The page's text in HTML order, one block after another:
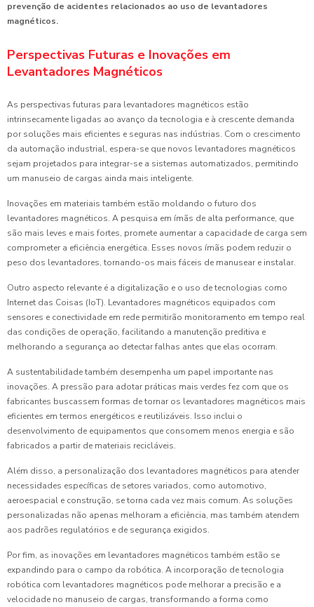
prevenção de acidentes relacionados ao uso de levantadores
magnéticos.
Perspectivas Futuras e Inovações em
Levantadores Magnéticos
As perspectivas futuras para levantadores magnéticos estão
intrinsecamente ligadas ao avanço da tecnologia e à crescente demanda
por soluções mais eficientes e seguras nas indústrias. Com o crescimento
da automação industrial, espera-se que novos levantadores magnéticos
sejam projetados para integrar-se a sistemas automatizados, permitindo
um manuseio de cargas ainda mais inteligente.
Inovações em materiais também estão moldando o futuro dos
levantadores magnéticos. A pesquisa em ímãs de alta performance, que
são mais leves e mais fortes, promete aumentar a capacidade de carga sem
comprometer a eficiência energética. Esses novos ímãs podem reduzir o
peso dos levantadores, tornando-os mais fáceis de manusear e instalar.
Outro aspecto relevante é a digitalização e o uso de tecnologias como
Internet das Coisas (IoT). Levantadores magnéticos equipados com
sensores e conectividade em rede permitirão monitoramento em tempo real
das condições de operação, facilitando a manutenção preditiva e
melhorando a segurança ao detectar falhas antes que elas ocorram.
A sustentabilidade também desempenha um papel importante nas
inovações. A pressão para adotar práticas mais verdes fez com que os
fabricantes buscassem formas de tornar os levantadores magnéticos mais
eficientes em termos energéticos e reutilizáveis. Isso inclui o
desenvolvimento de equipamentos que consomem menos energia e são
fabricados a partir de materiais recicláveis.
Além disso, a personalização dos levantadores magnéticos para atender
necessidades específicas de setores variados, como automotivo,
aeroespacial e construção, se torna cada vez mais comum. As soluções
personalizadas não apenas melhoram a eficiência, mas também atendem
aos padrões regulatórios e de segurança exigidos.
Por fim, as inovações em levantadores magnéticos também estão se
expandindo para o campo da robótica. A incorporação de tecnologia
robótica com levantadores magnéticos pode melhorar a precisão e a
velocidade no manuseio de cargas, transformando a forma como